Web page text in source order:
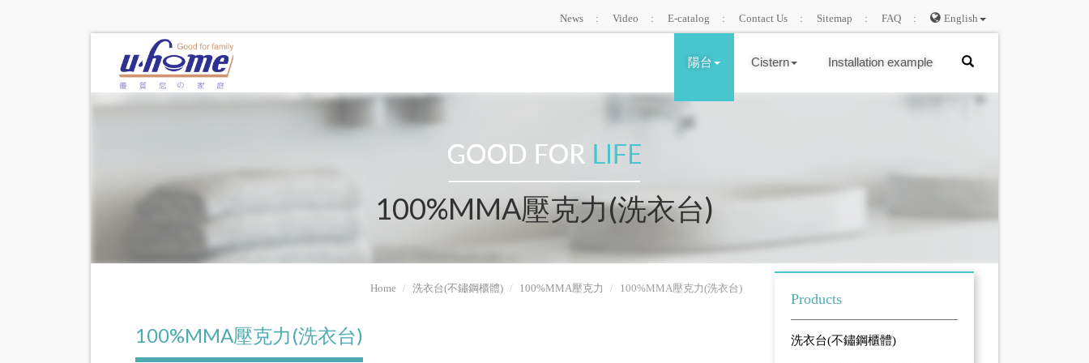
News Video E-catalog Contact Us Sitemap FAQ English
陽台 Cistern Installation example
100%MMA壓克力(洗衣台)
Home 洗衣台(不鏽鋼櫃體) 100%MMA壓克力 100%MMA壓克力(洗衣台)
100%MMA壓克力(洗衣台)
Products
洗衣台(不鏽鋼櫃體)